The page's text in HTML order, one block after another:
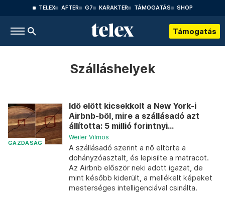
TELEX AFTER G7 KARAKTER TÁMOGATÁS SHOP
Támogatás
Szálláshelyek
GAZDASÁG
Idő előtt kicsekkolt a New York-i
Airbnb-ből, mire a szállásadó azt
állította: 5 millió forintnyi...
Weiler Vilmos
A szállásadó szerint a nő eltörte a
dohányzóasztalt, és lepisilte a matracot.
Az Airbnb először neki adott igazat, de
mint később kiderült, a mellékelt képeket
mesterséges intelligenciával csinálta.